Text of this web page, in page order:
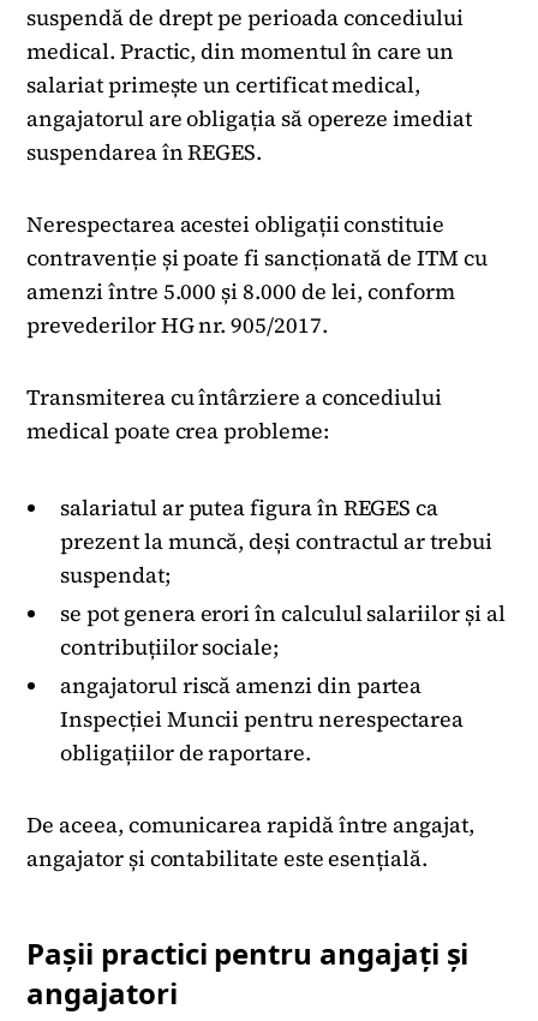
suspendă de drept pe perioada concediului
medical. Practic, din momentul în care un
salariat primește un certificat medical,
angajatorul are obligația să opereze imediat
suspendarea în REGES.
Nerespectarea acestei obligații constituie
contravenție și poate fi sancționată de ITM cu
amenzi între 5.000 și 8.000 de lei, conform
prevederilor HG nr. 905/2017.
Transmiterea cu întârziere a concediului
medical poate crea probleme:
salariatul ar putea figura în REGES ca
prezent la muncă, deși contractul ar trebui
suspendat;
se pot genera erori în calculul salariilor și al
contribuțiilor sociale;
angajatorul riscă amenzi din partea
Inspecției Muncii pentru nerespectarea
obligațiilor de raportare.
De aceea, comunicarea rapidă între angajat,
angajator și contabilitate este esențială.
Pașii practici pentru angajați și
angajatori